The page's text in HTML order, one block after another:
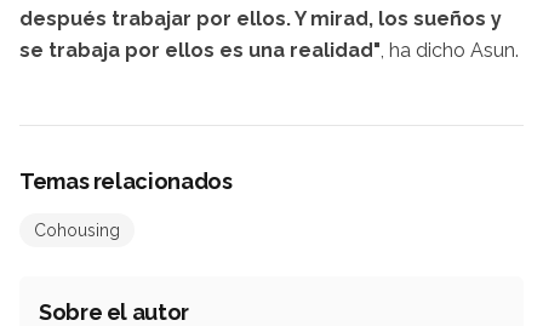
después trabajar por ellos. Y mirad, los sueños y
se trabaja por ellos es una realidad", ha dicho Asun.
Temas relacionados
Cohousing
Sobre el autor